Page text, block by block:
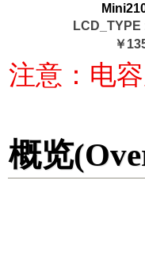
LCD_TYPE
￥
注意：电
概览